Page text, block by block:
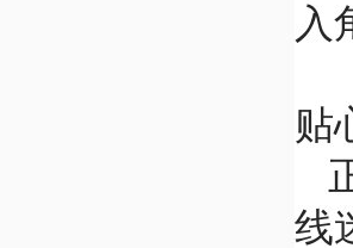
入
贴
线